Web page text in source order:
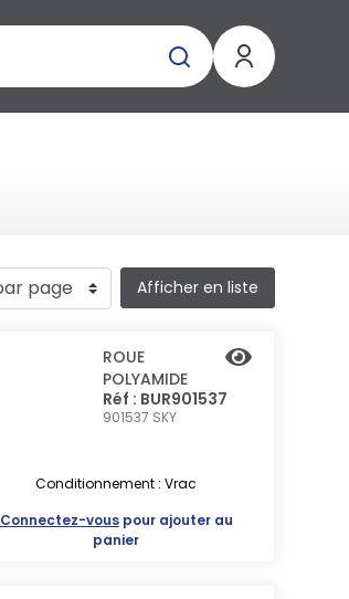
Afficher en liste
ROUE
POLYAMIDE
Réf : BUR901537
901537 SKY
Conditionnement : Vrac
Connectez-vouspour ajouter au
panier